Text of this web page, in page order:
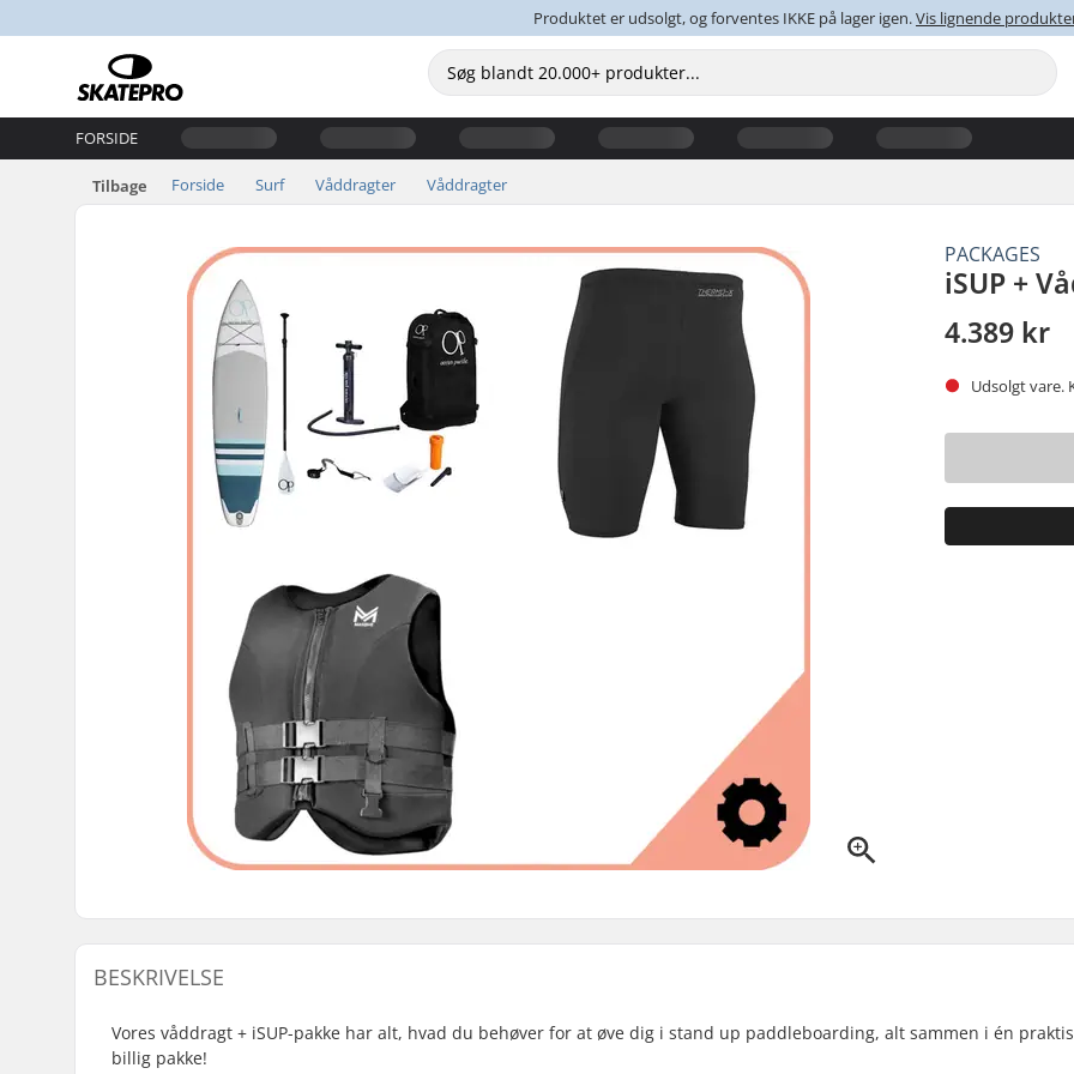
Produktet er udsolgt, og forventes IKKE på lager igen.Vis lignende
FORSIDE
Tilbage Forside Surf Våddragter Våddragter
PACKAGES
iSUP +
4.389 kr
Udsolgt vare.
BESKRIVELSE
Vores våddragt + iSUP-pakke har alt, hvad du behøver for at øve dig i stand up paddleboarding, alt sammen i én
billig pakke!